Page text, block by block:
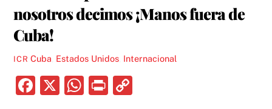
nosotros decimos ¡Manos fuera de
Cuba!
ICR Cuba Estados Unidos Internacional
F
X
W P